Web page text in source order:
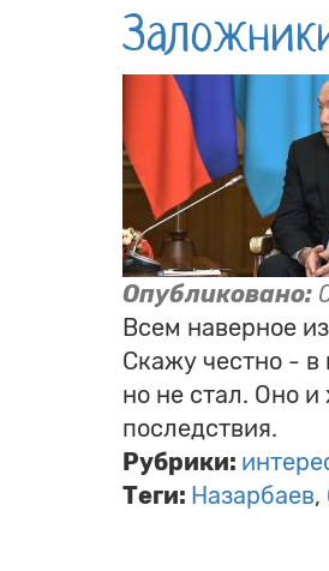
Опубликовано:
Всем наверное
Скажу честно - в
но не стал. Оно
последствия.
Рубрики:
Теги: Назарбаев